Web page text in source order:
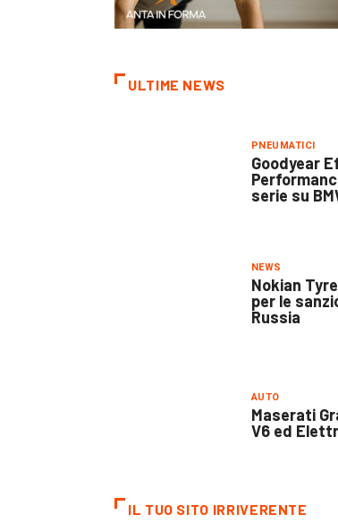
ULTIME NEWS
PNEUMATICI
Goodyear
serie su
NEWS
Nokian
per le
Russia
AUTO
Maserati
V6 ed
IL TUO SITO IRRIVERENTE